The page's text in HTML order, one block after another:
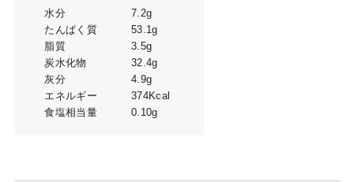
水分
7.2g
たんぱく質
53.1g
脂質
3.5g
炭水化物
32.4g
灰分
4.9g
エネルギー
374Kcal
食塩相当量
0.10g